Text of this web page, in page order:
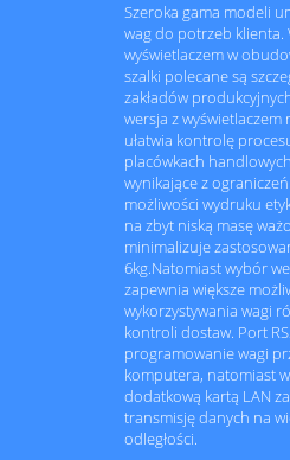
Szeroka gama modeli
wag do potrzeb klienta.
wyświetlaczem w
szalki polecane są
zakładów
wersja z wyświetlaczem
ułatwia kontrolę
placówkach
wynikające z
możliwości wydruku
na zbyt niską masę
minimalizuje
6kg.Natomiast wybór
zapewnia większe
wykorzystywania wagi
kontroli dostaw. Port
programowanie wagi
komputera, natomiast
dodatkową kartą LAN
transmisję danych na
odległości.